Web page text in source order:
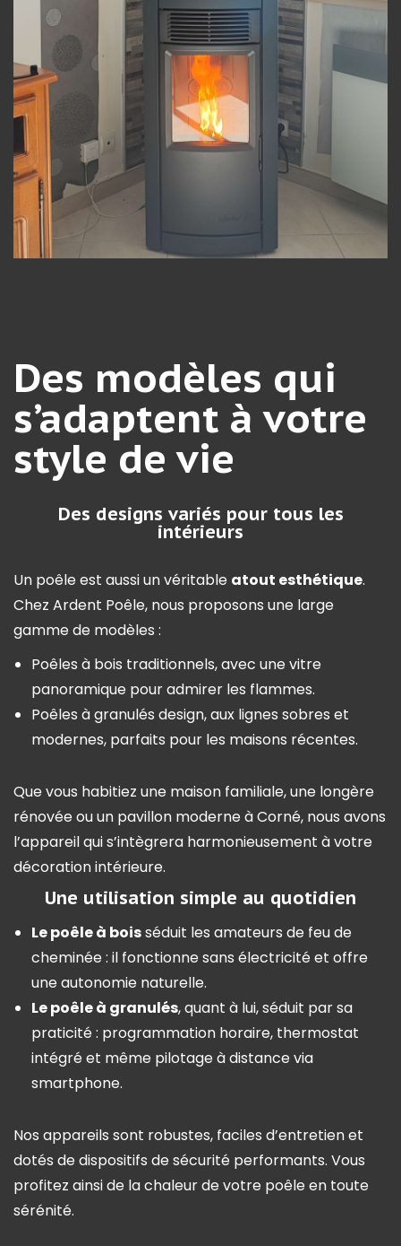
Des modèles qui
s’adaptent à votre
style de vie
Des designs variés pour tous les
intérieurs
Un poêle est aussi un véritable atout esthétique.
Chez Ardent Poêle, nous proposons une large
gamme de modèles :
Poêles à bois traditionnels, avec une vitre
panoramique pour admirer les flammes.
Poêles à granulés design, aux lignes sobres et
modernes, parfaits pour les maisons récentes.
Que vous habitiez une maison familiale, une longère
rénovée ou un pavillon moderne à Corné, nous avons
l’appareil qui s’intègrera harmonieusement à votre
décoration intérieure.
Une utilisation simple au quotidien
Le poêle à boisséduit les amateurs de feu de
cheminée : il fonctionne sans électricité et offre
une autonomie naturelle.
Le poêle à granulés, quant à lui, séduit par sa
praticité : programmation horaire, thermostat
intégré et même pilotage à distance via
smartphone.
Nos appareils sont robustes, faciles d’entretien et
dotés de dispositifs de sécurité performants. Vous
profitez ainsi de la chaleur de votre poêle en toute
sérénité.